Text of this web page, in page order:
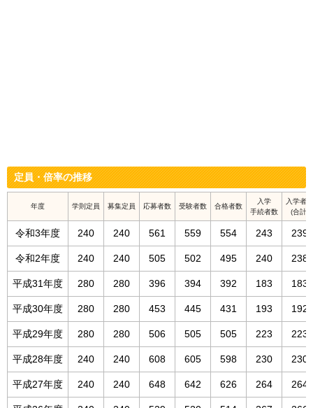
定員・倍率の推移
年度 学則定員 募集定員 応募者数 受験者数 合格者数
入学
手続者数
入学者数
(合計)
令和3年度 240 240 561 559 554 243 239
令和2年度 240 240 505 502 495 240 238
平成31年度 280 280 396 394 392 183 183
平成30年度 280 280 453 445 431 193 192
平成29年度 280 280 506 505 505 223 223
平成28年度 240 240 608 605 598 230 230
平成27年度 240 240 648 642 626 264 264